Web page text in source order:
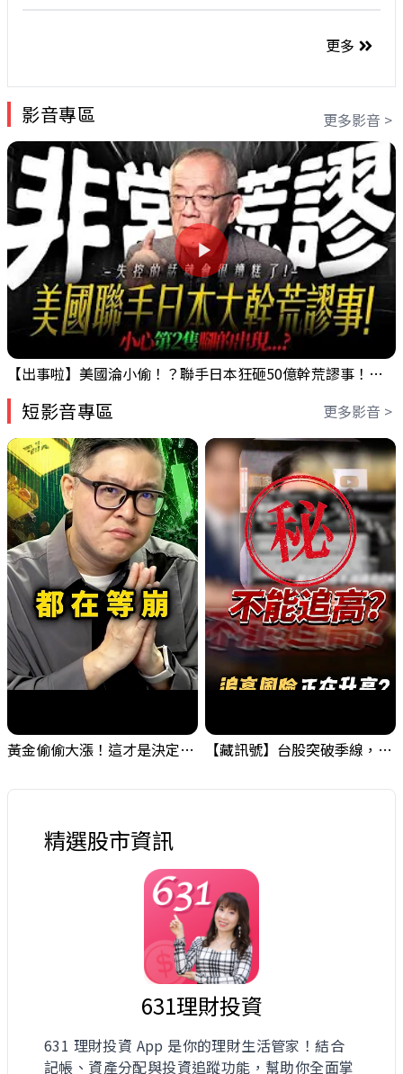
更多
影音專區 更多影音 >
【出事啦】美國淪小偷！？聯手日本狂砸50億幹荒謬事！美元急殺黃金噴發，外資準備血洗台股！？｜ Mr.永年 李｜ 盤後講股 Mr.永年 李 2026 / 08 / 06
短影音專區 更多影音 >
黃金偷偷大漲！這才是決定台股生死的「真風向球」！｜Mr.Jimmy高志銘 #黃金 #美元指數 #聯準會 【藏訊號】台股突破季線，週一我提醒了這個關鍵訊號
精選股市資訊
631理財投資
631 理財投資 App 是你的理財生活管家！結合
記帳、資產分配與投資追蹤功能，幫助你全面掌